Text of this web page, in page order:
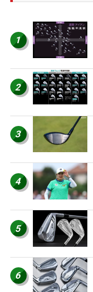
1
2
3
4
5
6